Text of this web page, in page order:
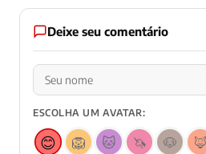
Deixe seu comentário
ESCOLHA UM AVATAR:
😊 🦁 🐱 🦄 🐶 🦊